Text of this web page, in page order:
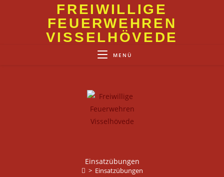
FREIWILLIGE
FEUERWEHREN
VISSELHÖVEDE
MENÜ
Einsatzübungen
> Einsatzübungen